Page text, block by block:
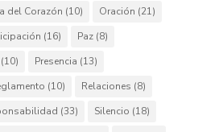
del Corazón (10) Oración (21)
(16) Paz(8)
Presencia (13)
(10) Relaciones (8)
(33) Silencio (18)